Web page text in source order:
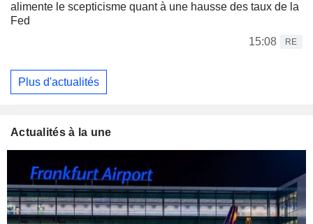
alimente le scepticisme quant à une hausse des taux de la
Fed
15:08
RE
Plus d'actualités
Actualités à la une